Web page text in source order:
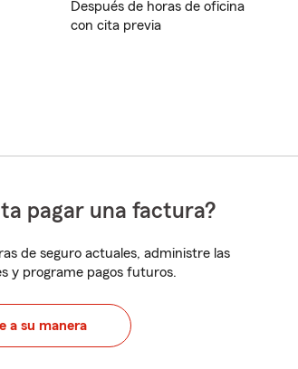
Después de horas de oficina
con cita previa
pagar una factura?
de seguro actuales, administre las
y programe pagos futuros.
a su manera